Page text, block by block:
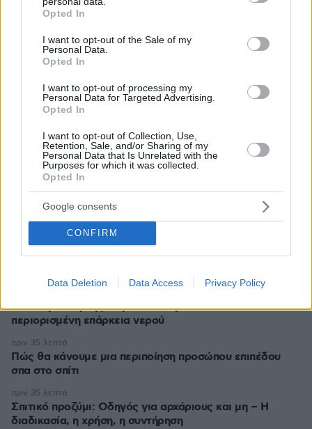
grant or deny consent to Google and its third-party tags to
use your data for below specified purposes in below Google
consent section.
Opted In
I want to opt-out of the Sale of my
Personal Data.
Opted In
I want to opt-out of processing my
Personal Data for Targeted Advertising.
Opted In
I want to opt-out of Collection, Use,
Retention, Sale, and/or Sharing of my
Personal Data that Is Unrelated with the
Purposes for which it was collected.
Opted In
Google consents
CONFIRM
Data Deletion Data Access Privacy Policy
Διεθνές Ινστιτούτο Στρατηγικών Μελετών: Ανέτοιμη η
αεροσκάφη
εγκλήματος - Ο ασυνόδευτος ανήλικος, η πυγμαχία και
η μοιραία συνάντηση με την άτυχη Σκωτσέζα
πριν 10 λεπτά
Φωτιά σε χαμηλή βλάστηση στο Νέο Μοναστήρι
Φθιώτιδας, σηκώθηκαν τρία εναέρια
Ποια είναι η νέα ασιατική τάση στο Pilates που
υπόσχεται ευεξία και ισορροπία
πριν 16 λεπτά
6 ενδιαφέρουσες, «άγνωστες» γωνιές της
Θεσσαλονίκης με τη ματιά μιας φωτογράφου
Διακοπή λειτουργίας των ντους στα beach bars ζητά η
κοινότητα Σάρτης στη Χαλκιδική, επικαλείται
περιορισμένη επάρκεια νερού
πριν 29 λεπτά
Πώς θα κάνουμε μια περιποίηση προσώπου επιπέδου
σπα στο σπίτι
πριν 35 λεπτά
Σπιτικό προζύμι: Οδηγός για αρχάριους και μη – Η
διαδικασία, η χρήση, η συντήρηση
πριν 35 λεπτά